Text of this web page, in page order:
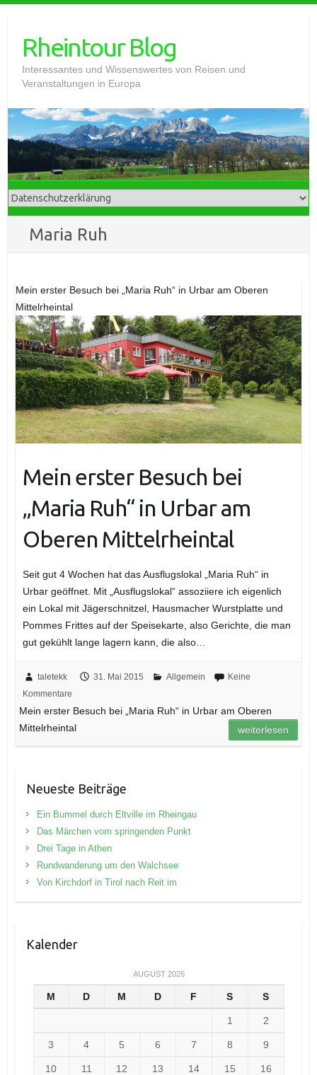
contentRheintour Blog
Interessantes und Wissenswertes von Reisen und
Veranstaltungen in Europa
Maria Ruh
Mein erster Besuch bei „Maria Ruh“ in Urbar am Oberen
Mittelrheintal
Mein erster Besuch bei
„Maria Ruh“ in Urbar am
Oberen Mittelrheintal
Seit gut 4 Wochen hat das Ausflugslokal „Maria Ruh“ in
Urbar geöffnet. Mit „Ausflugslokal“ assoziiere ich eigenlich
ein Lokal mit Jägerschnitzel, Hausmacher Wurstplatte und
Pommes Frittes auf der Speisekarte, also Gerichte, die man
gut gekühlt lange lagern kann, die also…
taletekk 31. Mai 2015 Allgemein
Keine
Kommentare
Mein erster Besuch bei „Maria Ruh“ in Urbar am Oberen
Mittelrheintal
weiterlesen
Neueste Beiträge
Ein Bummel durch Eltville im Rheingau
Das Märchen vom springenden Punkt
Drei Tage in Athen
Rundwanderung um den Walchsee
Von Kirchdorf in Tirol nach Reit im
Kalender
AUGUST 2026
M D M D F S S
1 2
3 4 5 6 7 8 9
10 11 12 13 14 15 16